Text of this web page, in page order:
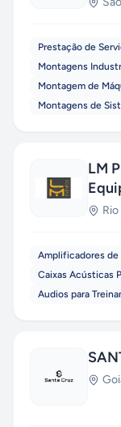
Prestação de
Montagens
Montagem de
Montagens de
LM
Amplificadores de
Caixas Acústicas
Audios para